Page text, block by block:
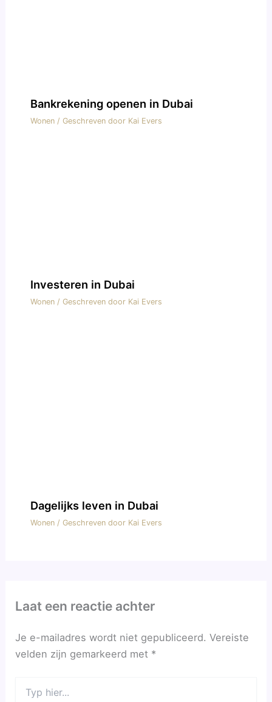
Bankrekening openen in Dubai
Wonen/ Geschreven door Kai Evers
Investeren in Dubai
Wonen/ Geschreven door Kai Evers
Dagelijks leven in Dubai
Wonen/ Geschreven door Kai Evers
Laat een reactie achter
Je e-mailadres wordt niet gepubliceerd. Vereiste
velden zijn gemarkeerd met *
hier...